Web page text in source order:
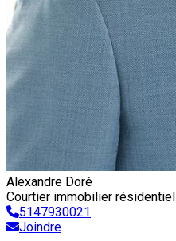
Alexandre Doré
Courtier immobilier résidentiel
5147930021
Joindre